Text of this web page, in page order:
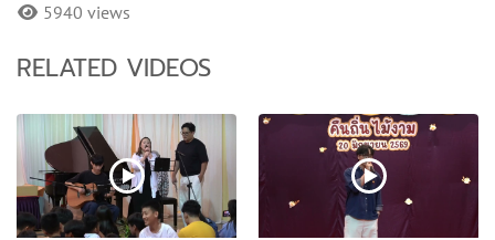
5940 views
RELATED VIDEOS